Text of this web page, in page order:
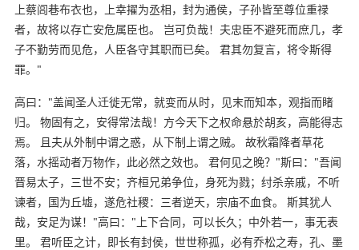
上蔡闾巷布衣也，上幸擢为丞相，封为通侯，子孙皆至尊位重禄
者，故将以存亡安危属臣也。 岂可负哉！夫忠臣不避死而庶几，孝
子不勤劳而见危，人臣各守其职而已矣。 君其勿复言，将令斯得
罪。"
高曰："盖闻圣人迁徙无常，就变而从时，见末而知本，观指而睹
归。 物固有之，安得常法哉！方今天下之权命悬於胡亥，高能得志
焉。 且夫从外制中谓之惑，从下制上谓之贼。 故秋霜降者草花
落，水摇动者万物作，此必然之效也。 君何见之晚？"斯曰："吾闻
晋易太子，三世不安；齐桓兄弟争位，身死为戮；纣杀亲戚，不听
谏者，国为丘墟，遂危社稷：三者逆天，宗庙不血食。 斯其犹人
哉，安足为谋！"高曰："上下合同，可以长久；中外若一，事无表
里。 君听臣之计，即长有封侯，世世称孤，必有乔松之寿，孔、墨